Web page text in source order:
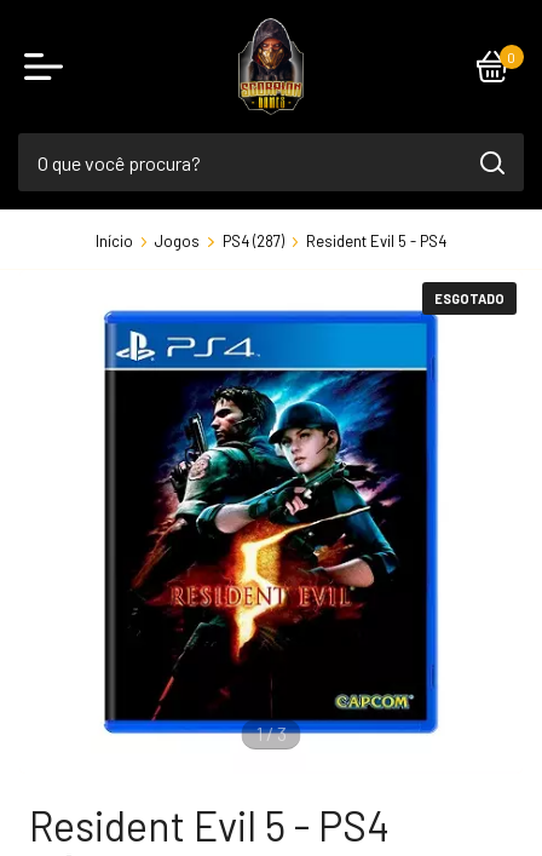
0
Início Jogos PS4 (287) Resident Evil 5 - PS4
ESGOTADO
1/3
Resident Evil 5 - PS4